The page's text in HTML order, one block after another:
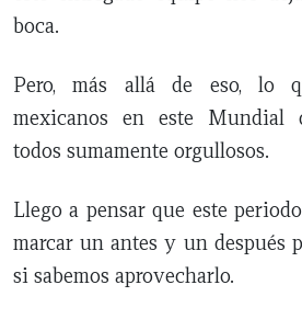
boca.
Pero, más allá de eso, lo
mexicanos en este Mundial
todos sumamente orgullosos.
Llego a pensar que este
marcar un antes y un después
si sabemos aprovecharlo.